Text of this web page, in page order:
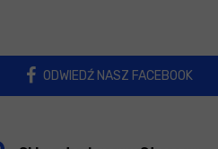
ODWIEDŹ NASZ FACEBOOK